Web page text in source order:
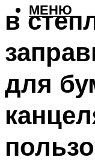
МЕНЮ
в
для